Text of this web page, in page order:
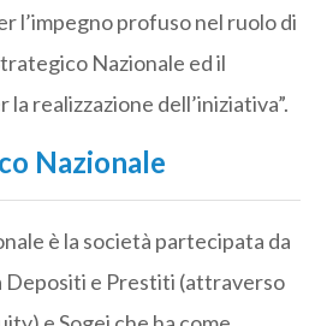
l’impegno profuso nel ruolo di
Nazionale ed il
realizzazione dell’iniziativa”.
Nazionale
è la società partecipata da
Depositi e Prestiti (attraverso